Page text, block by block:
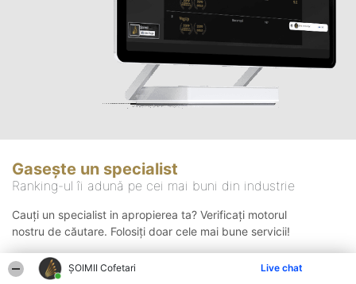
ȘOIMII Cofetari Live chat
Gasește un specialist
Ranking-ul îi adună pe cei mai buni din industrie
Cauți un specialist in apropierea ta? Verificați motorul
nostru de căutare. Folosiți doar cele mai bune servicii!